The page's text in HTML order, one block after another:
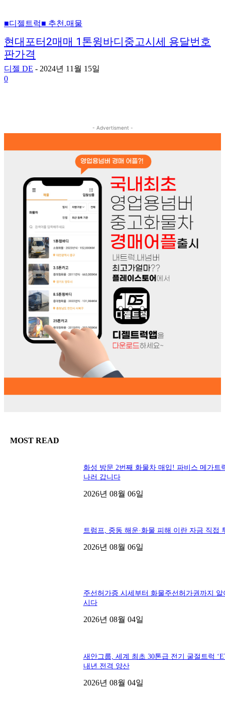
■디젤트럭■ 추천.매물
현대포터2매매 1톤윙바디중고시세 용달번호
판가격
디젤 DE - 2024년 11월 15일
0
- Advertisment -
MOST READ
화성 방문 2번째 화물차 매입! 파비스 메가트
나러 갑니다
2026년 08월 06일
트럼프, 중동 해운·화물 피해 이란 자금 직접
2026년 08월 06일
주선허가증 시세부터 화물주선허가권까지 알
시다
2026년 08월 04일
새안그룹, 세계 최초 30톤급 전기 굴절트럭
내년 전격 양산
2026년 08월 04일